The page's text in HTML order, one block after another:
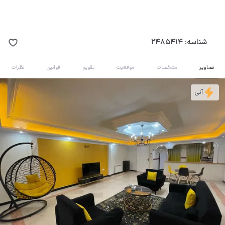
شناسه: 2485414
تصاویر مشخصات موقعیت تقویم قوانین نظرات
آنی